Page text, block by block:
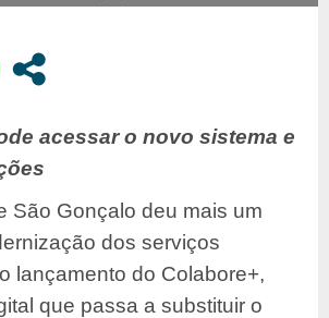
acessar o novo sistema e
São Gonçalo deu mais um
dos serviços
lançamento do Colabore+,
que passa a substituir o